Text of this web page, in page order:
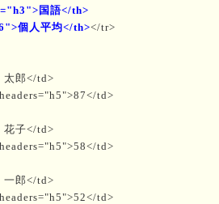
国語</th>
個人平均</th></tr>
郎</td>
td>
子</td>
td>
郎</td>
td>